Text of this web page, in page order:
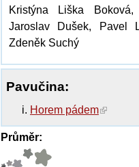
Kristýna Liška
Jaroslav Dušek, Pavel
Zdeněk Suchý
Pavučina:
Horem pádem
Průměr: